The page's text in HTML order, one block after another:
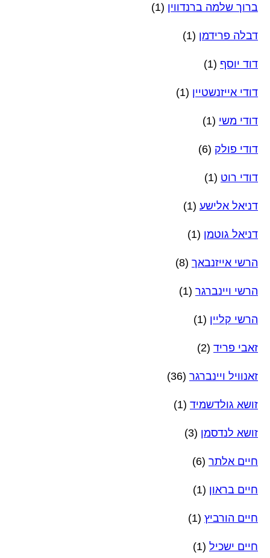
ברוך שלמה ברנדווין (1)
דבלה פרידמן (1)
דוד יוסף (1)
דודי אייזנשטיין (1)
דודי משי (1)
דודי פולק (6)
דודי רוט (1)
דניאל אלישע (1)
דניאל גוטמן (1)
הרשי אייזנבאך (8)
הרשי ויינברגר (1)
הרשי קליין (1)
זאבי פריד (2)
זאנוויל ויינברגר (36)
זושא גולדשמיד (1)
זושא לנדסמן (3)
חיים אלתר (6)
חיים בראון (1)
חיים הורביץ (1)
חיים ישכיל (1)